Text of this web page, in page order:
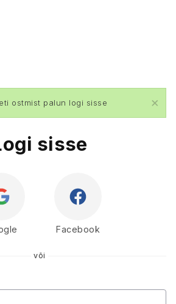
ostmist palun logi sisse ×
sisse
Facebook
või